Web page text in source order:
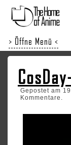
> Öffne Menü <
Gepostet am
Kommentare.